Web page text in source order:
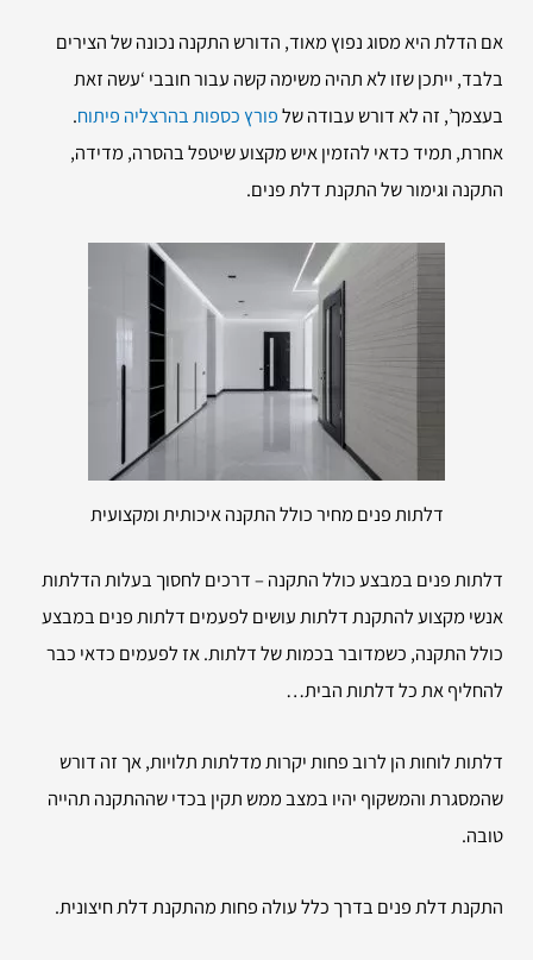
אם הדלת היא מסוג נפוץ מאוד, הדורש התקנה נכונה של הצירים
בלבד, ייתכן שזו לא תהיה משימה קשה עבור חובבי ‘עשה זאת
בעצמך’, זה לא דורש עבודה שלפורץ כספות בהרצליה פיתוח.
אחרת, תמיד כדאי להזמין איש מקצוע שיטפל בהסרה, מדידה,
התקנה וגימור של התקנת דלת פנים.
דלתות פנים מחיר כולל התקנה איכותית ומקצועית
דלתות פנים במבצע כולל התקנה – דרכים לחסוך בעלות הדלתות
אנשי מקצוע להתקנת דלתות עושים לפעמים דלתות פנים במבצע
כולל התקנה, כשמדובר בכמות של דלתות. אז לפעמים כדאי כבר
להחליף את כל דלתות הבית…
דלתות לוחות הן לרוב פחות יקרות מדלתות תלויות, אך זה דורש
שהמסגרת והמשקוף יהיו במצב ממש תקין בכדי שההתקנה תהייה
טובה.
התקנת דלת פנים בדרך כלל עולה פחות מהתקנת דלת חיצונית.